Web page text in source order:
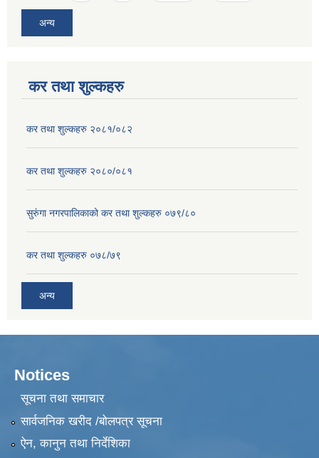
अन्य
कर तथा शुल्कहरु
कर तथा शुल्कहरु २०८१/०८२
कर तथा शुल्कहरु २०८०/०८१
सुरुंगा नगरपालिकाको कर तथा शुल्कहरु ०७९/८०
कर तथा शुल्कहरु ०७८/७९
अन्य
Notices
सूचना तथा समाचार
सार्वजनिक खरीद /बोलपत्र सूचना
ऐन, कानुन तथा निर्देशिका